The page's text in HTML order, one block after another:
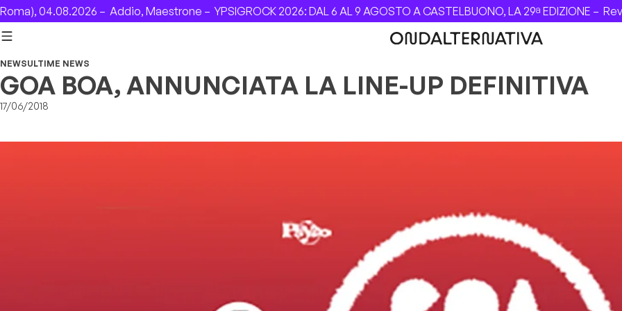
Skip to content
04.08.2026 –Addio, Maestrone –YPSIGROCK 2026: DAL 6 AL 9 AGOSTO A CASTELBUONO, LA 29ª EDIZIONE –
NEWSULTIME NEWS
GOA BOA, ANNUNCIATA LA LINE-UP DEFINITIVA
17/06/2018